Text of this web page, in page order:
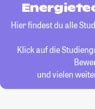
Hier findest du alle
Klick auf die
und vielen